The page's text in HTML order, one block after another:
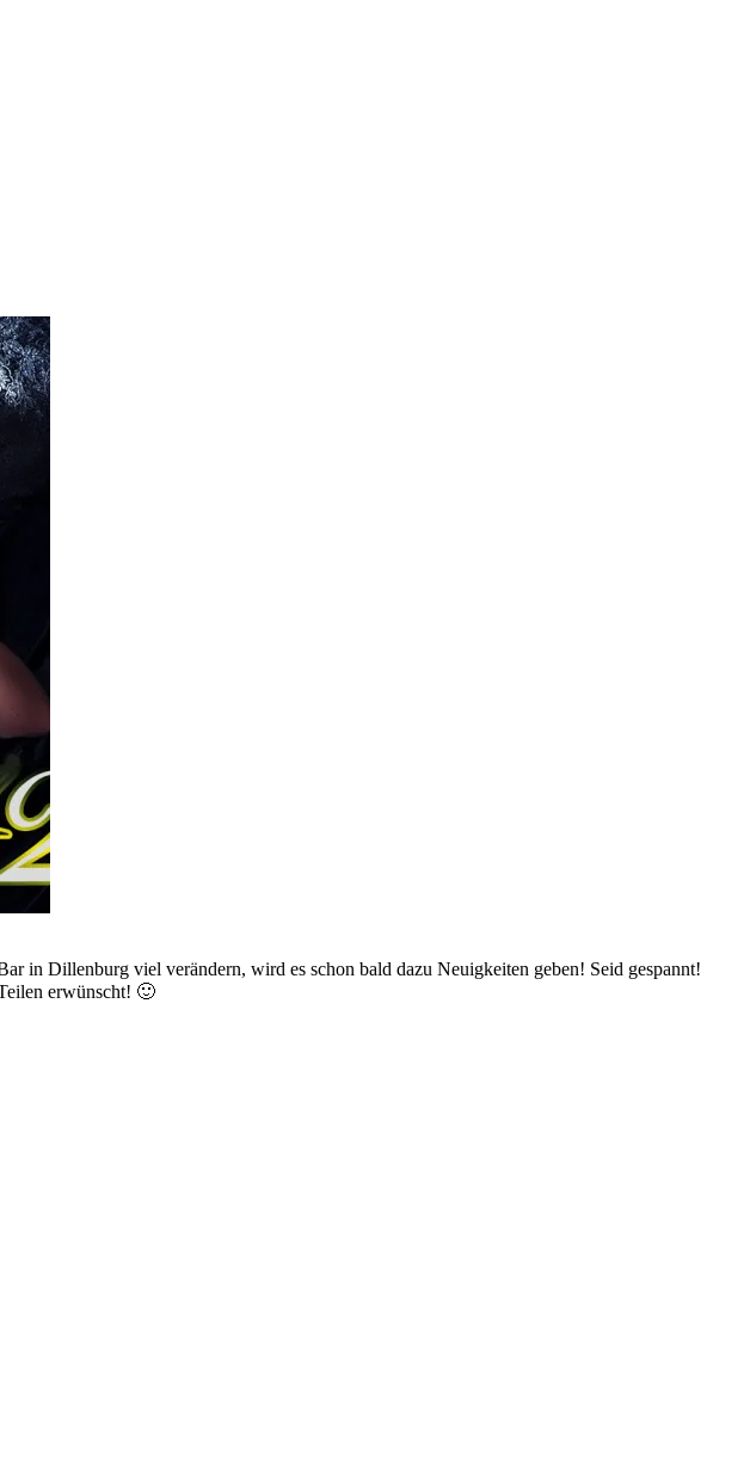
in Dillenburg viel verändern, wird es schon bald dazu Neuigkeiten geben! Seid gespannt!
erwünscht! 🙂